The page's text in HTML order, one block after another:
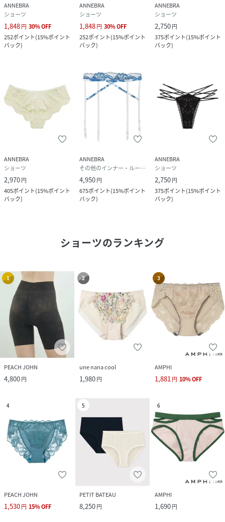
ANNEBRA
ショーツ
1,848円 30%OFF
252ポイント(15%ポイント
バック)
ANNEBRA
ショーツ
1,848円 30%OFF
252ポイント(15%ポイント
バック)
ANNEBRA
ショーツ
2,750円
375ポイント(15%ポイント
バック)
ANNEBRA
ショーツ
2,970円
405ポイント(15%ポイント
バック)
ANNEBRA
その他のインナー・ルームウェア
4,950円
675ポイント(15%ポイント
バック)
ANNEBRA
ショーツ
2,750円
375ポイント(15%ポイント
バック)
ショーツのランキング
1
PEACH JOHN
4,800円
2
une nana cool
1,980円
3
AMPHI
1,881円 10%OFF
4
PEACH JOHN
1,530円 15%OFF
5
PETIT BATEAU
8,250円
6
AMPHI
1,690円